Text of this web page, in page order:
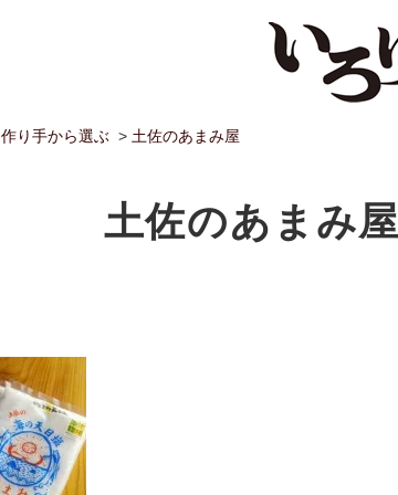
作り手から選ぶ > 土佐のあまみ屋
土佐のあまみ屋